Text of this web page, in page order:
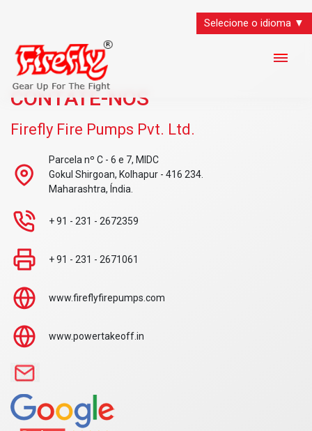
Selecione o idioma ▼
CONTATE-NOS
Firefly Fire Pumps Pvt. Ltd.
Parcela nº C - 6 e 7, MIDC
Gokul Shirgoan, Kolhapur - 416 234.
Maharashtra, Índia.
+ 91 - 231 - 2672359
+ 91 - 231 - 2671061
www.fireflyfirepumps.com
www.powertakeoff.in